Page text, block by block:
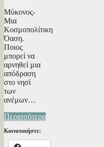
Μύκονος-
Μια
Κοσμοπολίτικη
Όαση.
Ποιος
μπορεί να
αρνηθεί μια
απόδραση
στο νησί
των
ανέμων…
Περισσότερα
Κοινοποιήστε: